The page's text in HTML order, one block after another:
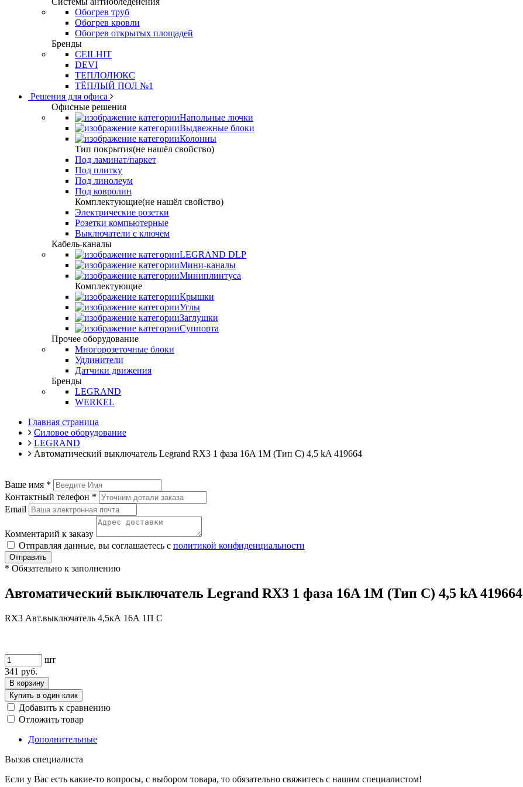
Обогрев труб
Обогрев кровли
Обогрев открытых площадей
Бренды
CEILHIT
DEVI
ТЕПЛОЛЮКС
ТЁПЛЫЙ ПОЛ №1
Решения для офиса
Офисные решения
Напольные лючки
Выдвежные блоки
Колонны
Тип покрытия(не нашёл свойство)
Под ламинат/паркет
Под плитку
Под линолеум
Под ковролин
Комплектующие(не нашёл свойство)
Электрические розетки
Розетки компьютерные
Выключатели с ключем
Кабель-каналы
LEGRAND DLP
Мини-каналы
Миниплинтуса
Комплектующие
Крышки
Углы
Заглушки
Суппорта
Прочее оборудование
Многорозеточные блоки
Удлинители
Датчики движения
Бренды
LEGRAND
WERKEL
Главная страница
Силовое оборудование
LEGRAND
Автоматический выключатель Legrand RX3 1 фаза 16A 1М (Тип C) 4,5 kA 419664
Ваше имя *
Контактный телефон *
Email
Комментарий к заказу
Отправляя данные, вы соглашаетесь с политикой конфиденциальности
Отправить
* Обязательно к заполнению
Автоматический выключатель Legrand RX3 1 фаза 16A 1М (Тип C) 4,5 kA 419664
RX3 Авт.выключатель 4,5кА 16А 1П C
шт
341 руб.
В корзину
Купить в один клик
Добавить к сравнению
Отложить товар
Дополнительные
Вызов специалиста
Если у Вас есть какие-то вопросы, с выбором товара, то обязательно свяжитесь с нашим специалистом!